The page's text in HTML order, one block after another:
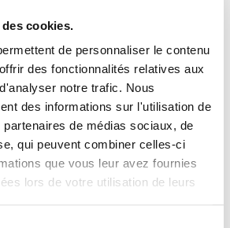
cookies.
de personnaliser le contenu
des fonctionnalités relatives aux
notre trafic. Nous
des informations sur l'utilisation de
de médias sociaux, de
qui peuvent combiner celles-ci
que vous leur avez fournies
lors de votre utilisation de leurs
Genomics